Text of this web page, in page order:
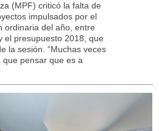
(MPF) criticó la falta de
impulsados por el
ordinaria del año, entre
el presupuesto 2018, que
la sesión. “Muchas veces
pensar que es a